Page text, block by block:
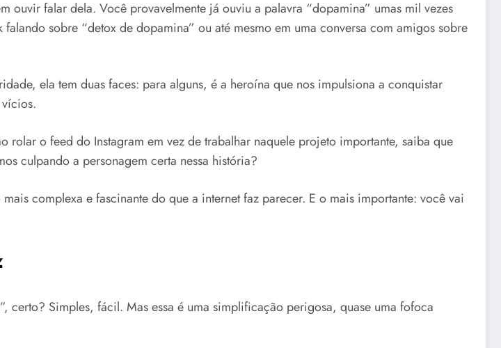
falar dela. Você provavelmente já ouviu a palavra “dopamina” umas mil vezes
sobre “detox de dopamina” ou até mesmo em uma conversa com amigos sobre
ela tem duas faces: para alguns, é a heroína que nos impulsiona a conquistar
o feed do Instagram em vez de trabalhar naquele projeto importante, saiba que
culpando a personagem certa nessa história?
complexa e fascinante do que a internet faz parecer. E o mais importante: você vai
Simples, fácil. Mas essa é uma simplificação perigosa, quase uma fofoca